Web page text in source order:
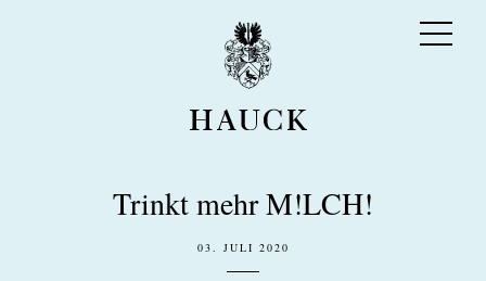
Trinkt mehr M!LCH!
03. JULI 2020